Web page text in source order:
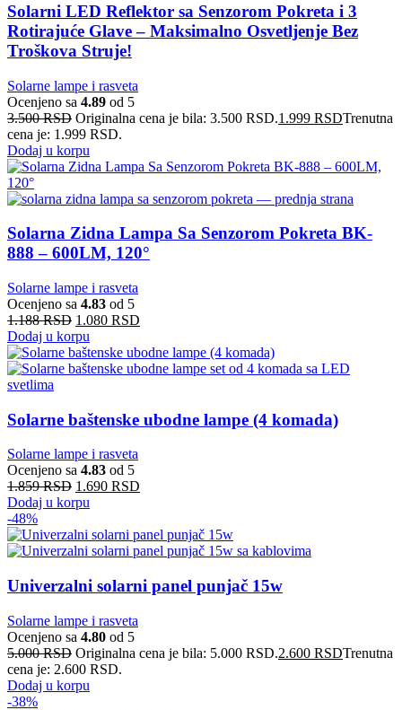
Solarni LED Reflektor sa Senzorom Pokreta i 3
Rotirajuće Glave – Maksimalno Osvetljenje Bez
Troškova Struje!
Solarne lampe i rasveta
Ocenjeno sa 4.89 od 5
3.500RSD Originalna cena je bila: 3.500 RSD.1.999 RSDTrenutna
cena je: 1.999 RSD.
Dodaj u korpu
Solarna Zidna Lampa Sa Senzorom Pokreta BK-
888 – 600LM, 120°
Solarne lampe i rasveta
Ocenjeno sa 4.83 od 5
1.188RSD 1.080 RSD
Dodaj u korpu
Solarne baštenske ubodne lampe (4 komada)
Solarne lampe i rasveta
Ocenjeno sa 4.83 od 5
1.859RSD 1.690 RSD
Dodaj u korpu
-48%
Univerzalni solarni panel punjač 15w
Solarne lampe i rasveta
Ocenjeno sa 4.80 od 5
5.000RSD Originalna cena je bila: 5.000 RSD.2.600 RSDTrenutna
cena je: 2.600 RSD.
Dodaj u korpu
-38%